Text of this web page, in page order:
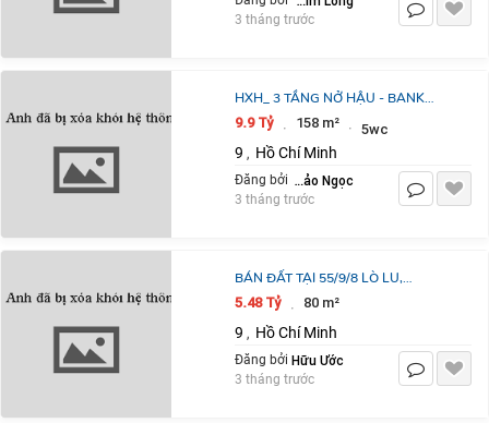
3 tháng trước
HXH_ 3 TẦNG NỞ HẬU - BANK
ĐỊNH GIÁ HƠN 9 TỶ_ NGAY ĐẠI HỌC
VĂN HOÁ ĐỖ XUÂN HỢP
9.9 Tỷ · 158 m² · 5wc
9 , Hồ Chí Minh
Đăng bởi Nhà phố Bảo Ngọc
3 tháng trước
BÁN ĐẤT TẠI 55/9/8 LÒ LU,
PHƯỜNG TRƯỜNG THẠNH, QUẬN
5.48 Tỷ · 80 m²
9 , Hồ Chí Minh
Đăng bởi Hữu Ước
3 tháng trước